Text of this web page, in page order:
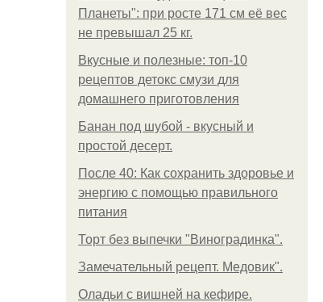
Планеты": при росте 171 см её вес
не превышал 25 кг.
Вкусные и полезные: топ-10
рецептов детокс смузи для
домашнего приготовления
Банан под шубой - вкусный и
простой десерт.
После 40: Как сохранить здоровье и
энергию с помощью правильного
питания
Торт без выпечки "Виноградинка".
Замечательный рецепт. Медовик".
Оладьи с вишней на кефире.